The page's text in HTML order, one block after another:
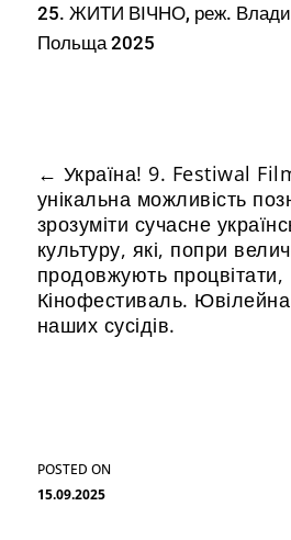
15.09.2025
25. ЖИТИ ВІЧНО, реж.
Польща 2025
← Україна! 9. Festiwal
унікальна можливість
зрозуміти сучасне
культуру, які, попри
продовжують процвітати,
Кінофестиваль. Ювілейна
наших сусідів.